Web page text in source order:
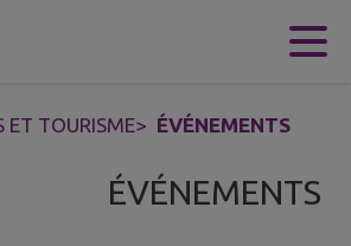
ET TOURISME> ÉVÉNEMENTS
ÉVÉNEMENTS